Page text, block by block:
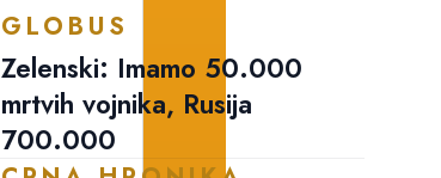
GLOBUS
Zelenski: Imamo 50.000
mrtvih vojnika, Rusija
700.000